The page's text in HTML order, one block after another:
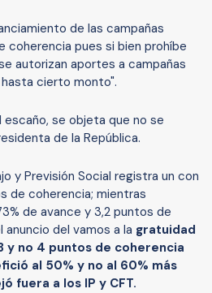
de las campañas
coherencia pues si bien prohíbe
autorizan aportes a campañas
cierto monto".
escaño, se objeta que no se
de la República.
y Previsión Social registra un con
de coherencia; mientras
de avance y 3,2 puntos de
anuncio del vamos a la gratuidad
y no 4 puntos de coherencia
al 50% y no al 60% más
fuera a los IP y CFT.